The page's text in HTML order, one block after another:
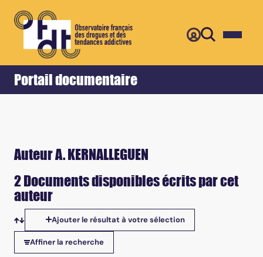
Portail documentaire
Accueil Retour
Auteur A. KERNALLEGUEN
2 Documents disponibles écrits par cet
auteur
Tris disponibles
Ajouter le résultat à votre sélection
Affiner la recherche